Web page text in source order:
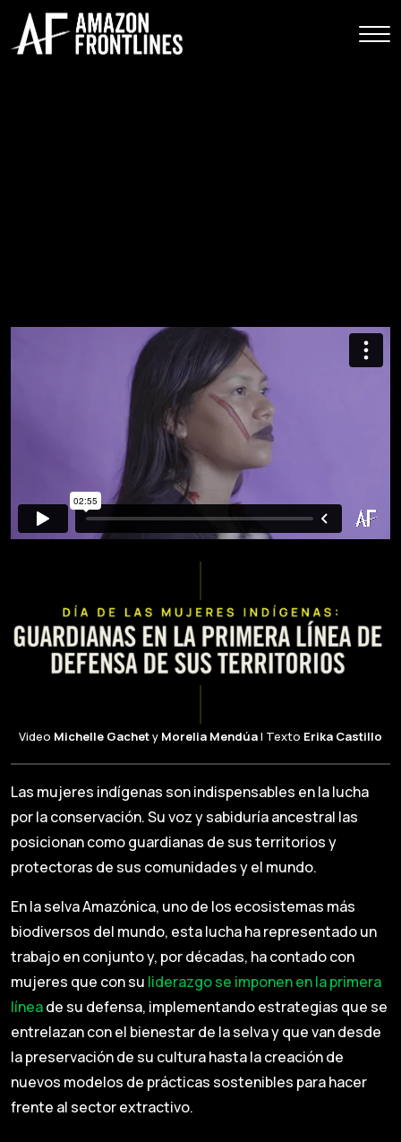
Video Michelle Gachety Morelia Mendúa| Texto Erika Castillo
Las mujeres indígenas son indispensables en la lucha
por la conservación. Su voz y sabiduría ancestral las
posicionan como guardianas de sus territorios y
protectoras de sus comunidades y el mundo.
En la selva Amazónica, uno de los ecosistemas más
biodiversos del mundo, esta lucha ha representado un
trabajo en conjunto y, por décadas, ha contado con
mujeres que con su liderazgo se imponen en la primera
líneade su defensa, implementando estrategias que se
entrelazan con el bienestar de la selva y que van desde
la preservación de su cultura hasta la creación de
nuevos modelos de prácticas sostenibles para hacer
frente al sector extractivo.